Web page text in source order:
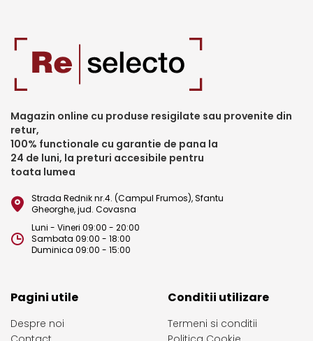
Magazin online cu produse resigilate sau provenite din
retur,
100% functionale cu garantie de pana la
24 de luni, la preturi accesibile pentru
toata lumea
Strada Rednik nr.4. (Campul Frumos), Sfantu
Gheorghe, jud. Covasna
Luni - Vineri 09:00 - 20:00
Sambata 09:00 - 18:00
Duminica 09:00 - 15:00
Pagini utile
Despre noi
Conditii utilizare
Termeni si conditii